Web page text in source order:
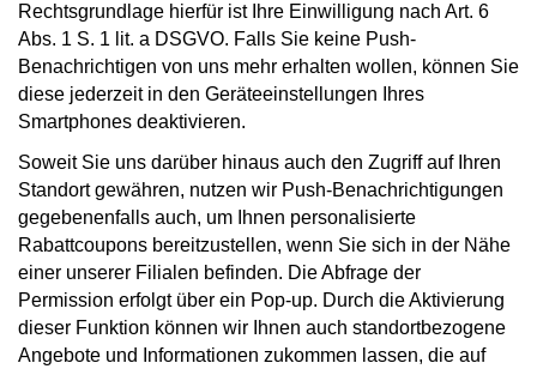
Rechtsgrundlage hierfür ist Ihre Einwilligung nach Art. 6
Abs. 1 S. 1 lit. a DSGVO. Falls Sie keine Push-
Benachrichtigen von uns mehr erhalten wollen, können Sie
diese jederzeit in den Geräteeinstellungen Ihres
Smartphones deaktivieren.
Soweit Sie uns darüber hinaus auch den Zugriff auf Ihren
Standort gewähren, nutzen wir Push-Benachrichtigungen
gegebenenfalls auch, um Ihnen personalisierte
Rabattcoupons bereitzustellen, wenn Sie sich in der Nähe
einer unserer Filialen befinden. Die Abfrage der
Permission erfolgt über ein Pop-up. Durch die Aktivierung
dieser Funktion können wir Ihnen auch standortbezogene
Angebote und Informationen zukommen lassen, die auf